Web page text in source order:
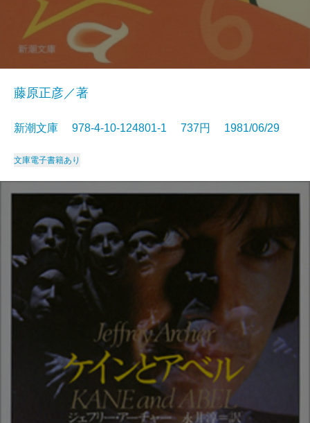
藤原正彦／著
新潮文庫 978-4-10-124801-1 737円 1981/06/29
文庫電子書籍あり